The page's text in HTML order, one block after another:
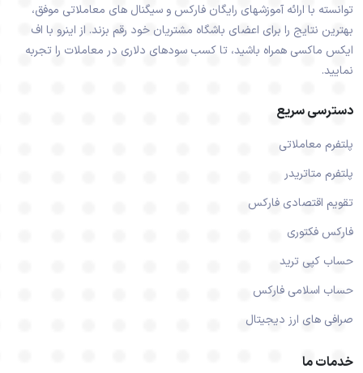
توانسته با ارائه آموزشهای رایگان فارکس و سیگنال های معاملاتی موفق،
بهترین نتایج را برای اعضای باشگاه مشتریان خود رقم بزند. از اینرو با اف
ایکس ماکسی همراه باشید، تا کسب سودهای دلاری در معاملات را تجربه
نمایید.
دسترسی سریع
پلتفرم معاملاتی
پلتفرم متاتریدر
تقویم اقتصادی فارکس
فارکس فکتوری
حساب کپی ترید
حساب اسلامی فارکس
صرافی های ارز دیجیتال
خدمات ما